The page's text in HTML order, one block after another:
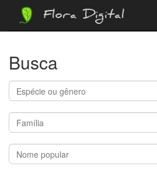
Flora Digital
Busca